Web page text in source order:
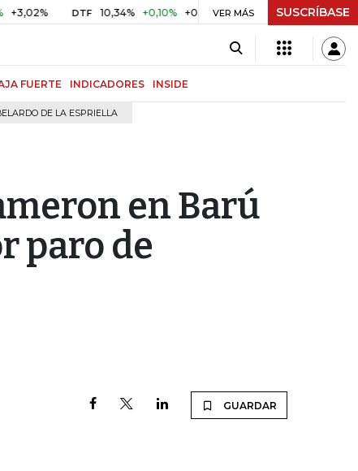
DTF 10,34% +0,10% +0,98% UVR $ 417,01 +$ 0,05
VER MÁS SUSCRÍBASE
FUERTE INDICADORES INSIDE
DE LA ESPRIELLA
en Barú
paro de
GUARDAR